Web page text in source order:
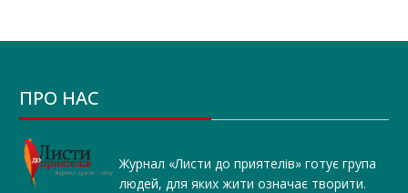
ПРО НАС
Журнал «Листи до приятелів» готує група
людей, для яких жити означає творити.